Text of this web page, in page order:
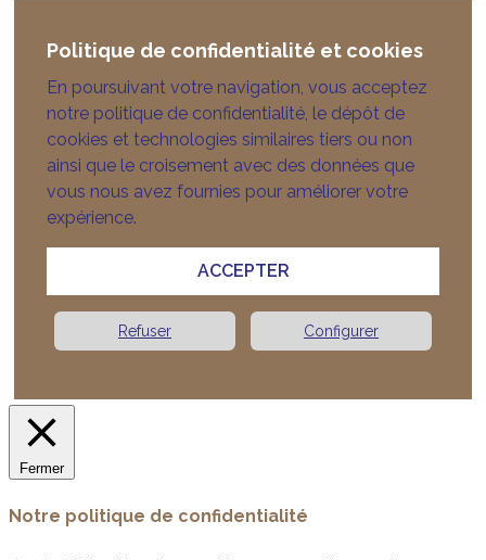
Politique de confidentialité et cookies
En poursuivant votre navigation, vous acceptez
notre politique de confidentialité, le dépôt de
cookies et technologies similaires tiers ou non
ainsi que le croisement avec des données que
vous nous avez fournies pour améliorer votre
expérience.
ACCEPTER
Refuser Configurer
Fermer
Notre politique de confidentialité